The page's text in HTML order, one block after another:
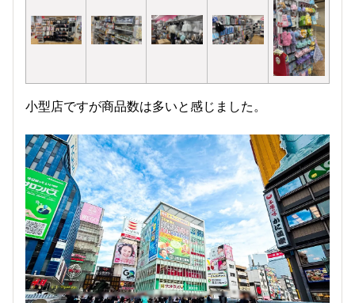
小型店ですが商品数は多いと感じました。